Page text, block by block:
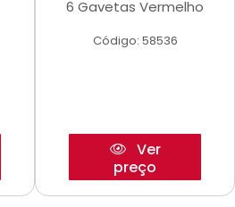
6 Gavetas Vermelho
Código: 58536
Ver
preço